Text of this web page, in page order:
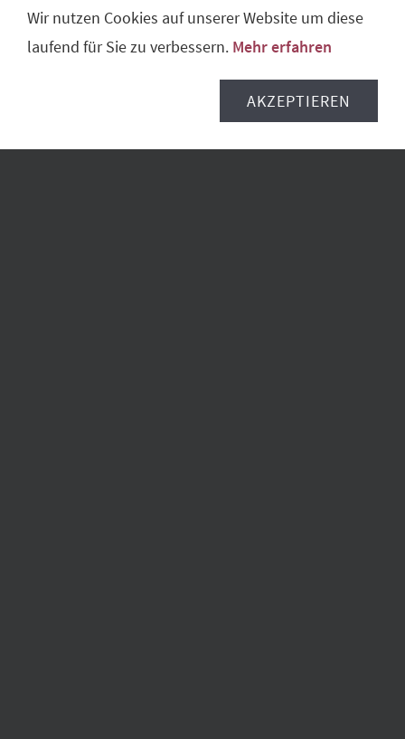
Wir nutzen Cookies auf unserer Website um diese
laufend für Sie zu verbessern. Mehr erfahren
AKZEPTIEREN